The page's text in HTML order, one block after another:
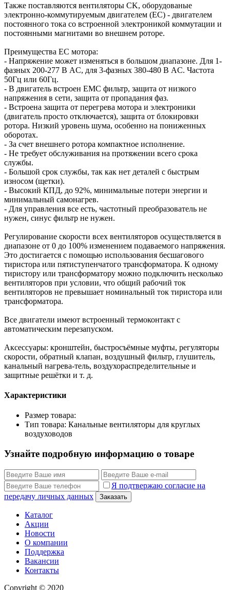
Также поставляются вентиляторы СK, оборудованые
электронно-коммутируемым двигателем (EC) - двигателем
постоянного тока со встроенной электроникой коммутации и
постоянными магнитами во внешнем роторе.
Преимущества ЕС мотора:
- Напряжение может изменяться в большом диапазоне. Для 1-
фазных 200-277 В AC, для 3-фазных 380-480 В AC. Частота
50Гц или 60Гц.
- В двигатель встроен EMC фильтр, защита от низкого
напряжения в сети, защита от пропадания фаз.
- Встроена защита от перегрева мотора и электроники
(двигатель просто отключается), защита от блокировки
ротора. Низкий уровень шума, особенно на пониженных
оборотах.
- За счет внешнего ротора компактное исполнение.
- Не требует обслуживания на протяжении всего срока
службы.
- Большой срок службы, так как нет деталей с быстрым
износом (щетки).
- Высокий КПД, до 92%, минимальные потери энергии и
минимальный самонагрев.
- Для управления все есть, частотный преобразователь не
нужен, синус фильтр не нужен.
Регулирование скорости всех вентиляторов осуществляется в
диапазоне от 0 до 100% изменением подаваемого напряжения.
Это достигается с помощью использования бесшагового
тиристора или пятиступенчатого трансформатора. К одному
тиристору или трансформатору можно подключить несколько
вентиляторов при условии, что общий рабочий ток
вентиляторов не превышает номинальный ток тиристора или
трансформатора.
Все двигатели имеют встроенный термоконтакт с
автоматическим перезапуском.
Аксессуары: кронштейн, быстросъёмные муфты, регуляторы
скорости, обратный клапан, воздушный фильтр, глушитель,
канальный нагрева-тель, воздухораспределительные и
защитные решётки и т. д.
Характеристики
Размер товара:
Тип товара: Канальные вентиляторы для круглых
воздуховодов
Узнайте подробную информацию о товаре
Я подтвержаю согласие на
передачу личных данных
Заказать
Каталог
Акции
Новости
О компании
Поддержка
Вакансии
Контакты
Copyright © 2020